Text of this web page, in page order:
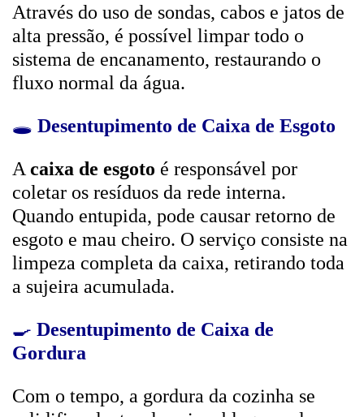
Através do uso de sondas, cabos e jatos de
alta pressão, é possível limpar todo o
sistema de encanamento, restaurando o
fluxo normal da água.
🕳️ Desentupimento de Caixa de Esgoto
A caixa de esgoto é responsável por
coletar os resíduos da rede interna.
Quando entupida, pode causar retorno de
esgoto e mau cheiro. O serviço consiste na
limpeza completa da caixa, retirando toda
a sujeira acumulada.
🍳 Desentupimento de Caixa de
Gordura
Com o tempo, a gordura da cozinha se